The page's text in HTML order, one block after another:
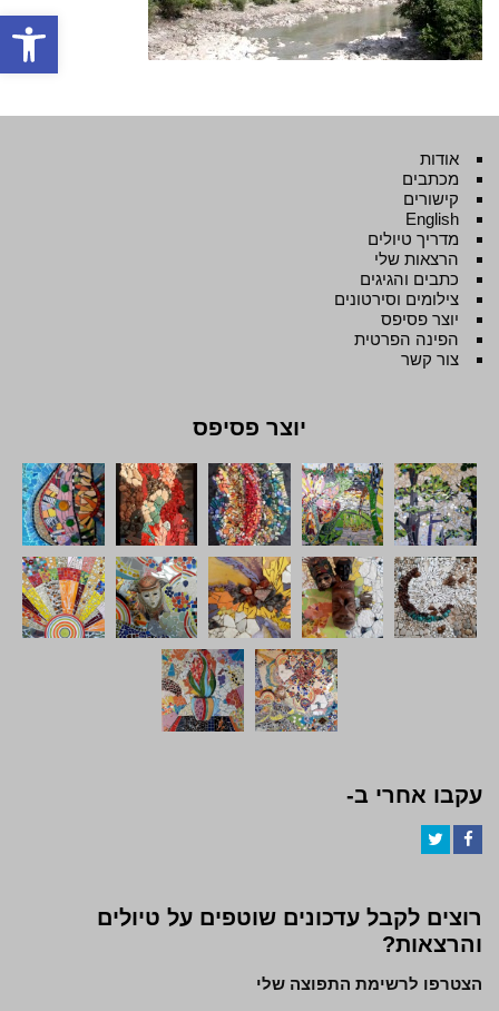
פתח
אודות
מכתבים
קישורים
English
מדריך טיולים
הרצאות שלי
כתבים והגיגים
צילומים וסירטונים
יוצר פסיפס
הפינה הפרטית
צור קשר
יוצר פסיפס
עקבו אחרי ב-
רוצים לקבל עדכונים שוטפים על טיולים
והרצאות?
הצטרפו לרשימת התפוצה שלי